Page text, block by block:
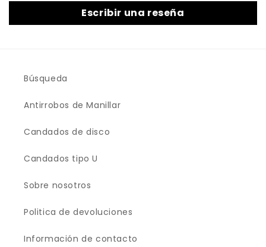
Escribir una reseña
Búsqueda
Antirrobos de Manillar
Candados de disco
Candados tipo U
Sobre nosotros
Politica de devoluciones
Información de contacto